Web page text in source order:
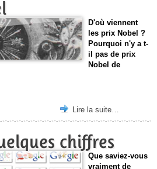
D'où viennent
les prix Nobel ?
Pourquoi n'y a t-
il pas de prix
Nobel de
Lire la suite…
chiffres
Que saviez-vous
vraiment de